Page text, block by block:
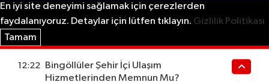
En iyi site deneyimi sağlamak için çerezlerden
faydalanıyoruz. Detaylar için lütfen tıklayın. Gizlilik Politikası
Tamam
12:22
Bingöllüler Şehir İçi Ulaşım
Hizmetlerinden Memnun Mu?